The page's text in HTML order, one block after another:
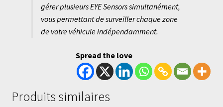
gérer plusieurs EYE Sensors simultanément,
vous permettant de surveiller chaque zone
de votre véhicule indépendamment.
Spread the love
Produits similaires